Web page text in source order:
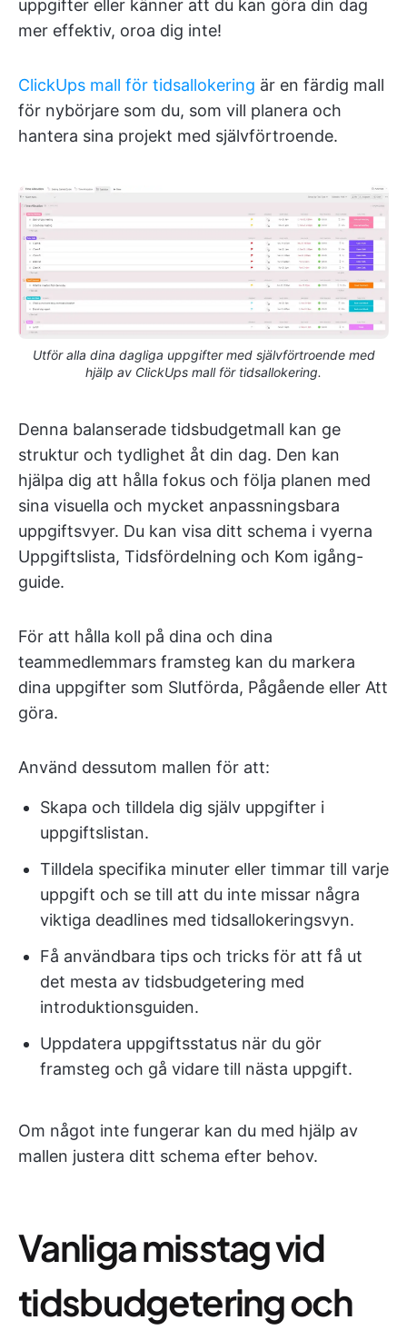
uppgifter eller känner att du kan göra din dag
mer effektiv, oroa dig inte!
ClickUps mall för tidsallokering är en färdig mall
för nybörjare som du, som vill planera och
hantera sina projekt med självförtroende.
Utför alla dina dagliga uppgifter med självförtroende med
hjälp av ClickUps mall för tidsallokering.
Denna balanserade tidsbudgetmall kan ge
struktur och tydlighet åt din dag. Den kan
hjälpa dig att hålla fokus och följa planen med
sina visuella och mycket anpassningsbara
uppgiftsvyer. Du kan visa ditt schema i vyerna
Uppgiftslista, Tidsfördelning och Kom igång-
guide.
För att hålla koll på dina och dina
teammedlemmars framsteg kan du markera
dina uppgifter som Slutförda, Pågående eller Att
göra.
Använd dessutom mallen för att:
Skapa och tilldela dig själv uppgifter i
uppgiftslistan.
Tilldela specifika minuter eller timmar till varje
uppgift och se till att du inte missar några
viktiga deadlines med tidsallokeringsvyn.
Få användbara tips och tricks för att få ut
det mesta av tidsbudgetering med
introduktionsguiden.
Uppdatera uppgiftsstatus när du gör
framsteg och gå vidare till nästa uppgift.
Om något inte fungerar kan du med hjälp av
mallen justera ditt schema efter behov.
Vanliga misstag vid
tidsbudgetering och